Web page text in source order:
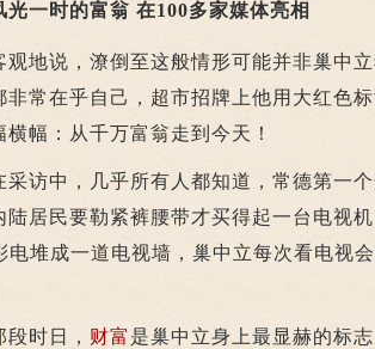
时的富翁 在100多家媒体亮相
说，潦倒至这般情形可能并非巢中立
非常在乎自己，超市招牌上他用大红色
横幅：从千万富翁走到今天！
中，几乎所有人都知道，常德第一个
陆居民要勒紧裤腰带才买得起一台电视
电堆成一道电视墙，巢中立每次看电视
时日， 财富 是巢中立身上最显赫的标